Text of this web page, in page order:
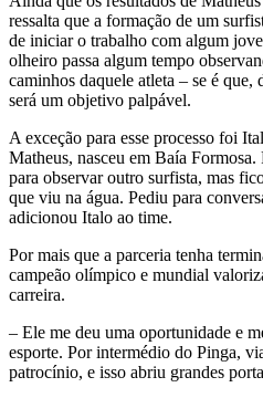
ressalta que a formação de um
de iniciar o trabalho com algum
olheiro passa algum tempo
caminhos daquele atleta – se é
será um objetivo palpável.
A exceção para esse processo foi
Matheus, nasceu em Baía
para observar outro surfista, mas
que viu na água. Pediu para
adicionou Italo ao time.
Por mais que a parceria tenha
campeão olímpico e mundial
carreira.
– Ele me deu uma oportunidade e
esporte. Por intermédio do Pinga,
patrocínio, e isso abriu grandes